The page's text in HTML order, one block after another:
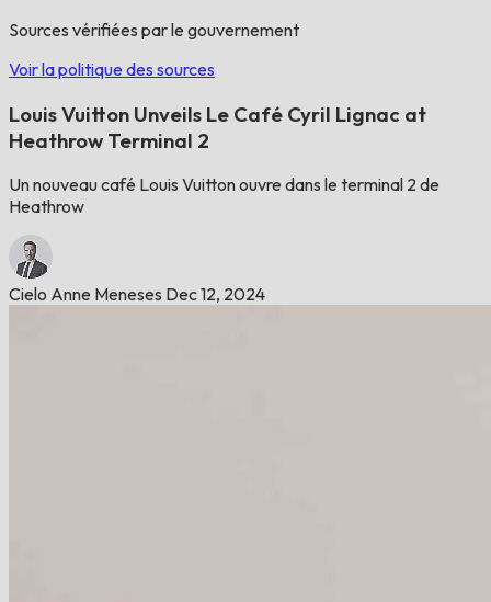
Sources vérifiées par le gouvernement
Voir la politique des sources
Louis Vuitton Unveils Le Café Cyril Lignac at
Heathrow Terminal 2
Un nouveau café Louis Vuitton ouvre dans le terminal 2 de
Heathrow
Cielo Anne Meneses Dec 12, 2024